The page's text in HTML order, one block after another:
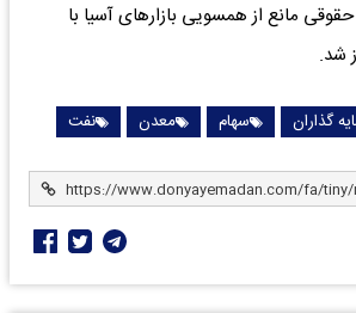
مانع از همسویی بازارهای آسیا با
شد.
گذاران سهام معدن نفت